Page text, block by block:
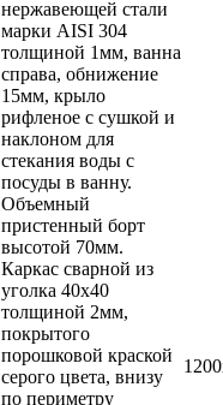
нержавеющей стали
марки AISI 304
толщиной 1мм, ванна
справа, обнижение
15мм, крыло
рифленое с сушкой и
наклоном для
стекания воды с
посуды в ванну.
Объемный
пристенный борт
высотой 70мм.
Каркас сварной из
уголка 40х40
толщиной 2мм,
покрытого
порошковой краской
серого цвета, внизу
по периметру